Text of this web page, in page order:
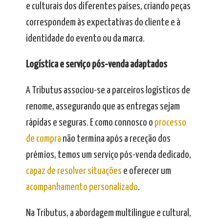
e culturais dos diferentes países, criando peças
correspondem às expectativas do cliente e à
identidade do evento ou da marca.
Logística e serviço pós-venda adaptados
A Tributus associou-se a parceiros logísticos de
renome, assegurando que as entregas sejam
rápidas e seguras. E como connosco o processo
de compra não termina após a receção dos
prémios, temos um serviço pós-venda dedicado,
capaz de resolver situações e oferecer um
acompanhamento personalizado.
Na Tributus, a abordagem multilingue e cultural,